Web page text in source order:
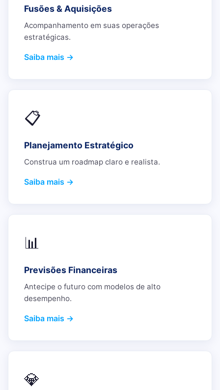
Fusões & Aquisições
Acompanhamento em suas operações
estratégicas.
Saiba mais →
📋
Planejamento Estratégico
Construa um roadmap claro e realista.
Saiba mais →
📊
Previsões Financeiras
Antecipe o futuro com modelos de alto
desempenho.
Saiba mais →
💎